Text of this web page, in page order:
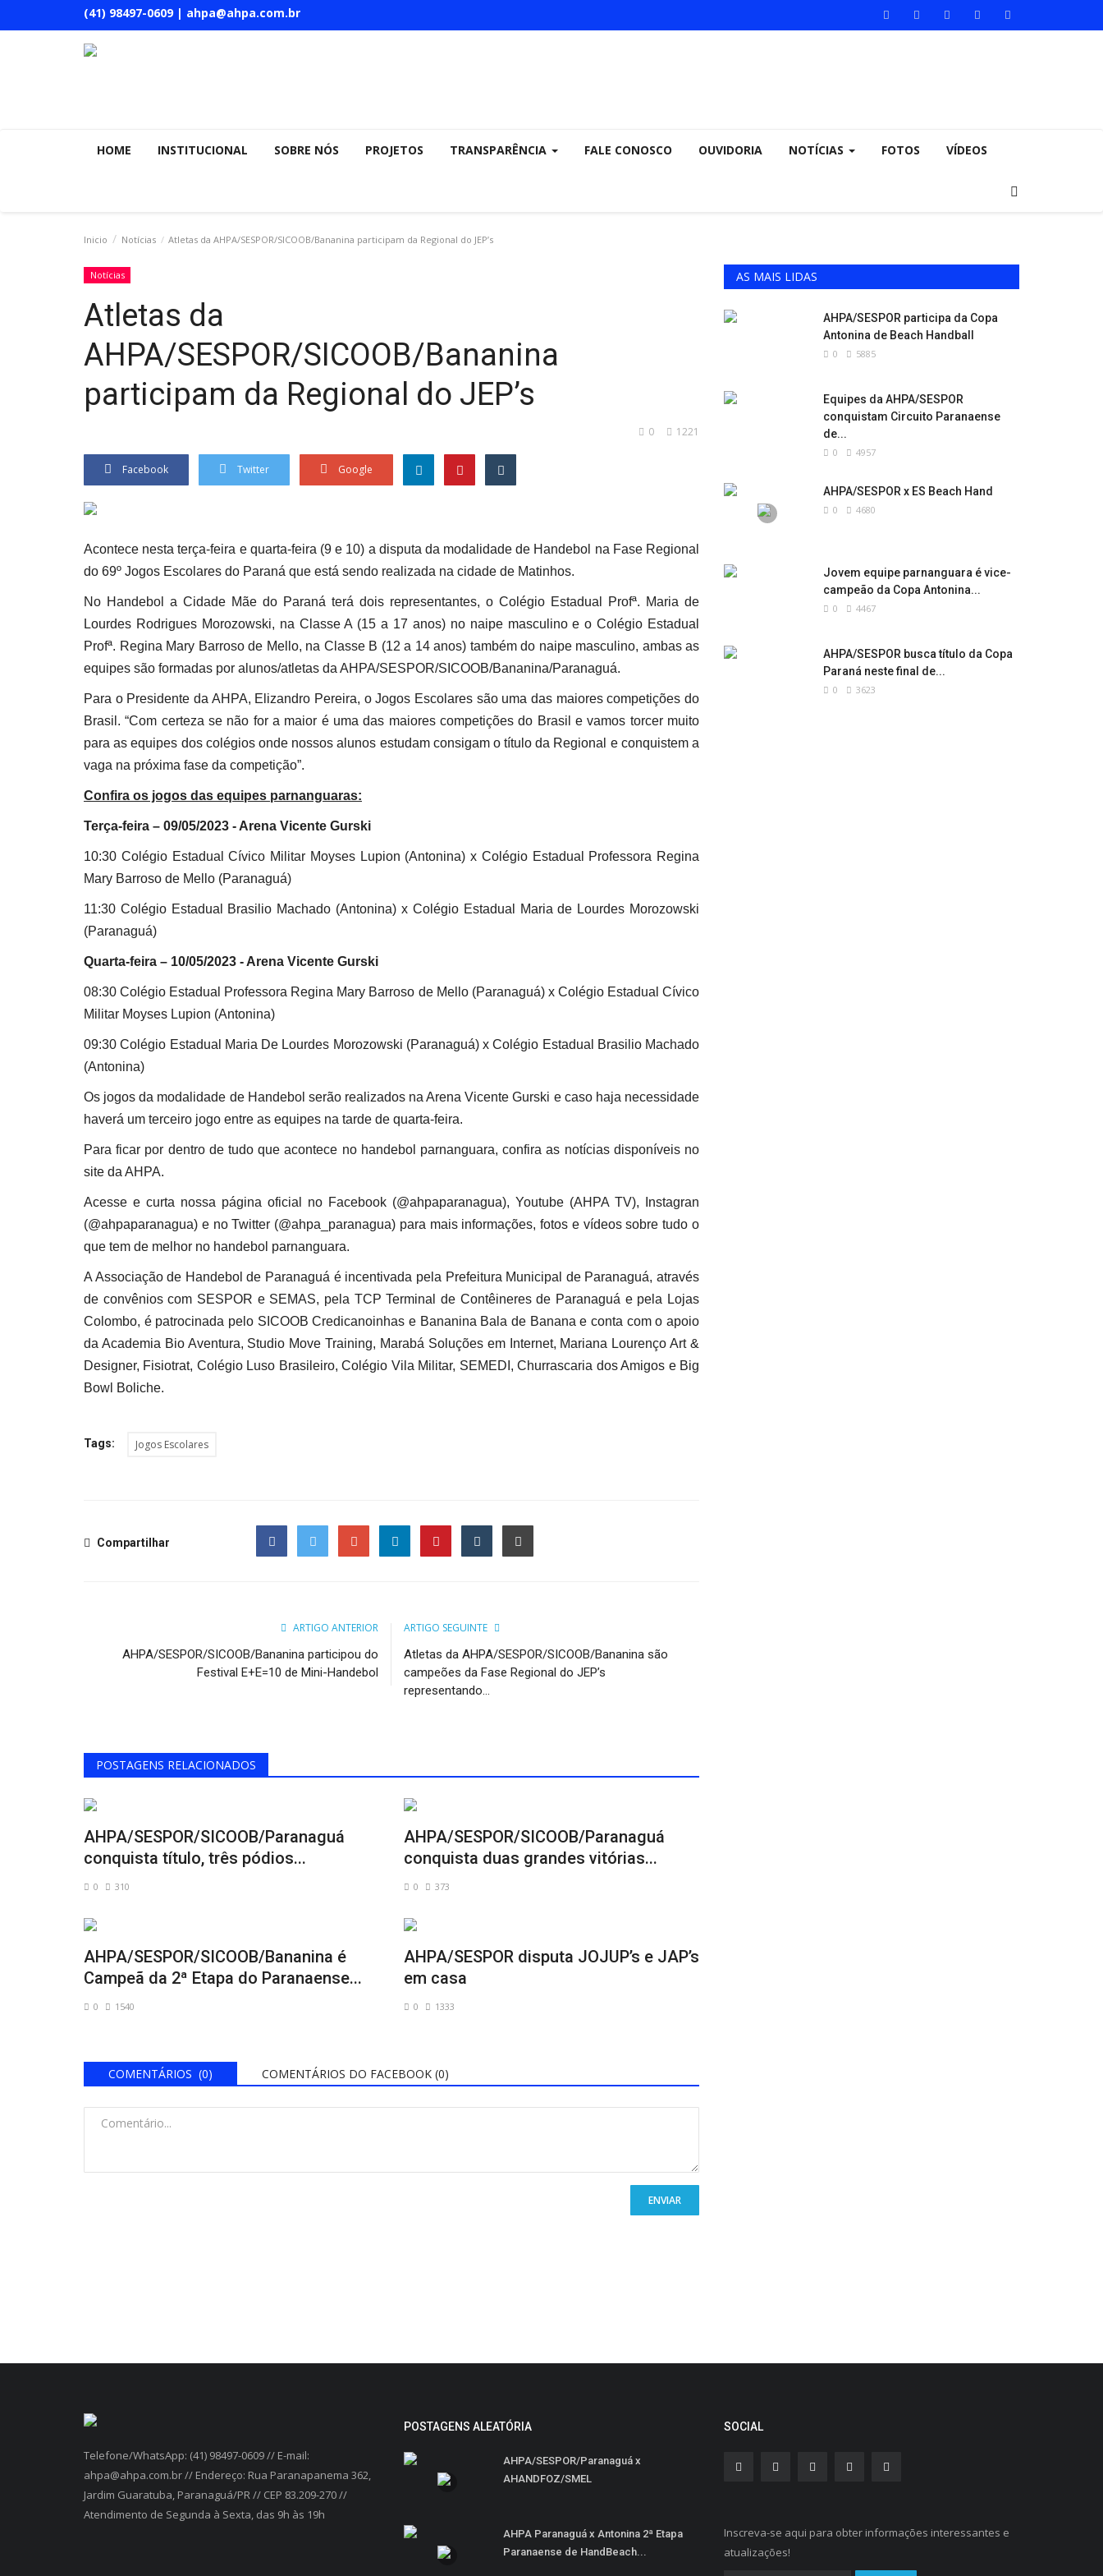
(41) 98497-0609 | ahpa@ahpa.com.br
HOME INSTITUCIONAL SOBRE NÓS PROJETOS TRANSPARÊNCIA FALE CONOSCO OUVIDORIA NOTÍCIAS FOTOS VÍDEOS
Inicio Notícias Atletas da AHPA/SESPOR/SICOOB/Bananina participam da Regional do JEP’s
Notícias
Atletas da
AHPA/SESPOR/SICOOB/Bananina
participam da Regional do JEP’s
1221
0
Facebook Twitter Google
Acontece nesta terça-feira e quarta-feira (9 e 10) a disputa da modalidade de Handebol na Fase Regional
do 69º Jogos Escolares do Paraná que está sendo realizada na cidade de Matinhos.
No Handebol a Cidade Mãe do Paraná terá dois representantes, o Colégio Estadual Profª. Maria de
Lourdes Rodrigues Morozowski, na Classe A (15 a 17 anos) no naipe masculino e o Colégio Estadual
Profª. Regina Mary Barroso de Mello, na Classe B (12 a 14 anos) também do naipe masculino, ambas as
equipes são formadas por alunos/atletas da AHPA/SESPOR/SICOOB/Bananina/Paranaguá.
Para o Presidente da AHPA, Elizandro Pereira, o Jogos Escolares são uma das maiores competições do
Brasil. “Com certeza se não for a maior é uma das maiores competições do Brasil e vamos torcer muito
para as equipes dos colégios onde nossos alunos estudam consigam o título da Regional e conquistem a
vaga na próxima fase da competição”.
Confira os jogos das equipes parnanguaras:
Terça-feira – 09/05/2023 - Arena Vicente Gurski
10:30 Colégio Estadual Cívico Militar Moyses Lupion (Antonina) x Colégio Estadual Professora Regina
Mary Barroso de Mello (Paranaguá)
11:30 Colégio Estadual Brasilio Machado (Antonina) x Colégio Estadual Maria de Lourdes Morozowski
(Paranaguá)
Quarta-feira – 10/05/2023 - Arena Vicente Gurski
08:30 Colégio Estadual Professora Regina Mary Barroso de Mello (Paranaguá) x Colégio Estadual Cívico
Militar Moyses Lupion (Antonina)
09:30 Colégio Estadual Maria De Lourdes Morozowski (Paranaguá) x Colégio Estadual Brasilio Machado
(Antonina)
Os jogos da modalidade de Handebol serão realizados na Arena Vicente Gurski e caso haja necessidade
haverá um terceiro jogo entre as equipes na tarde de quarta-feira.
Para ficar por dentro de tudo que acontece no handebol parnanguara, confira as notícias disponíveis no
site da AHPA.
Acesse e curta nossa página oficial no Facebook (@ahpaparanagua), Youtube (AHPA TV), Instagran
(@ahpaparanagua) e no Twitter (@ahpa_paranagua) para mais informações, fotos e vídeos sobre tudo o
que tem de melhor no handebol parnanguara.
A Associação de Handebol de Paranaguá é incentivada pela Prefeitura Municipal de Paranaguá, através
de convênios com SESPOR e SEMAS, pela TCP Terminal de Contêineres de Paranaguá e pela Lojas
Colombo, é patrocinada pelo SICOOB Credicanoinhas e Bananina Bala de Banana e conta com o apoio
da Academia Bio Aventura, Studio Move Training, Marabá Soluções em Internet, Mariana Lourenço Art &
Designer, Fisiotrat, Colégio Luso Brasileiro, Colégio Vila Militar, SEMEDI, Churrascaria dos Amigos e Big
Bowl Boliche.
Tags: Jogos Escolares
Compartilhar
ARTIGO ANTERIOR
AHPA/SESPOR/SICOOB/Bananina participou do
Festival E+E=10 de Mini-Handebol
ARTIGO SEGUINTE
Atletas da AHPA/SESPOR/SICOOB/Bananina são
campeões da Fase Regional do JEP’s
representando...
POSTAGENS RELACIONADOS
AHPA/SESPOR/SICOOB/Paranaguá
conquista título, três pódios...
0 310
AHPA/SESPOR/SICOOB/Paranaguá
conquista duas grandes vitórias...
0 373
AHPA/SESPOR/SICOOB/Bananina é
Campeã da 2ª Etapa do Paranaense...
0 1540
AHPA/SESPOR disputa JOJUP’s e JAP’s
em casa
0 1333
COMENTÁRIOS (0) COMENTÁRIOS DO FACEBOOK (0)
ENVIAR
AS MAIS LIDAS
AHPA/SESPOR participa da Copa
Antonina de Beach Handball
0 5885
Equipes da AHPA/SESPOR
conquistam Circuito Paranaense
de...
0 4957
AHPA/SESPOR x ES Beach Hand
0 4680
Jovem equipe parnanguara é vice-
campeão da Copa Antonina...
0 4467
AHPA/SESPOR busca título da Copa
Paraná neste final de...
0 3623
Telefone/WhatsApp: (41) 98497-0609 // E-mail:
ahpa@ahpa.com.br // Endereço: Rua Paranapanema 362,
Jardim Guaratuba, Paranaguá/PR // CEP 83.209-270 //
Atendimento de Segunda à Sexta, das 9h às 19h
POSTAGENS ALEATÓRIA
AHPA/SESPOR/Paranaguá x
AHANDFOZ/SMEL
AHPA Paranaguá x Antonina 2ª Etapa
Paranaense de HandBeach...
SOCIAL
Inscreva-se aqui para obter informações interessantes e
atualizações!